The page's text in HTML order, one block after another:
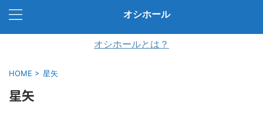
オシホール
オシホールとは？
HOME > 星矢
星矢